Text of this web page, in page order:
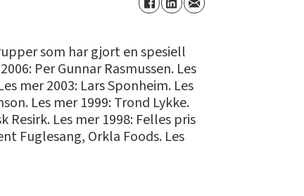
som har gjort en spesiell
Per Gunnar Rasmussen. Les
mer 2003: Lars Sponheim. Les
Les mer 1999: Trond Lykke.
Les mer 1998: Felles pris
Fuglesang, Orkla Foods. Les